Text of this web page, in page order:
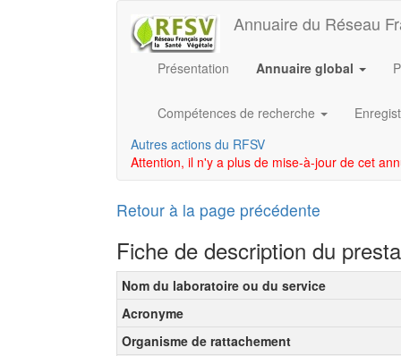
Annuaire du Réseau
Présentation Annuaire global
Compétences de recherche
Autres actions du RFSV
Attention, il n'y a plus de mise-à-jour de cet
Retour à la page précédente
Fiche de description du
Nom du laboratoire ou du service
Acronyme
Organisme de rattachement